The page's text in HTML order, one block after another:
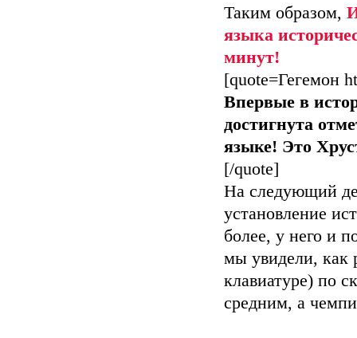
Таким образом,
языка
минут!
[quote=Гегемон
Впервые в
достигнута
языке! Это
[/quote]
На следующий
установление
более, у него и
мы увидели, как
клавиатуре) по
средним, а